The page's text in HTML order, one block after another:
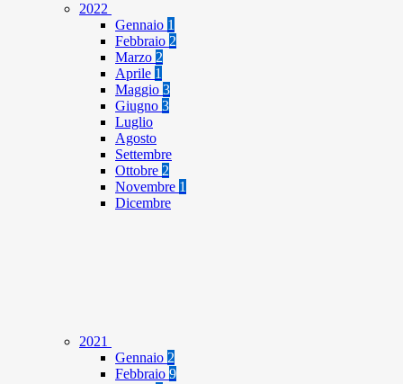
2022
Gennaio 1
Febbraio 2
Marzo 2
Aprile 1
Maggio 3
Giugno 3
Luglio
Agosto
Settembre
Ottobre 2
Novembre 1
Dicembre
2021
Gennaio 2
Febbraio 9